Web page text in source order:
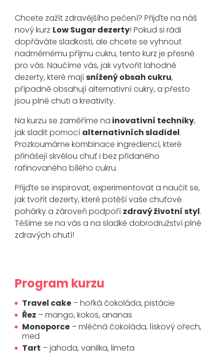
Chcete zažít zdravějšího pečení? Přijďte na náš
nový kurz Low Sugar dezerty! Pokud si rádi
dopřáváte sladkosti, ale chcete se vyhnout
nadměrnému příjmu cukru, tento kurz je přesně
pro vás. Naučíme vás, jak vytvořit lahodné
dezerty, které majísnížený obsah cukru,
případně obsahují alternativní cukry, a přesto
jsou plné chuti a kreativity.
Na kurzu se zaměříme na inovativní techniky,
jak sladit pomocí alternativních sladidel.
Prozkoumáme kombinace ingrediencí, které
přinášejí skvělou chuť i bez přidaného
rafinovaného bílého cukru.
Přijďte se inspirovat, experimentovat a naučit se,
jak tvořit dezerty, které potěší vaše chuťové
pohárky a zároveň podpoří zdravý životní styl.
Těšíme se na vás a na sladké dobrodružství plné
zdravých chutí!
Program kurzu
Travel cake – hořká čokoláda, pistácie
Řez – mango, kokos, ananas
Monoporce – mléčná čokoláda, lískový ořech,
med
Tart – jahoda, vanilka, limeta